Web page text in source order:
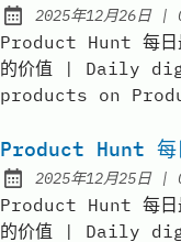
Published:
2025年12月26日|
Product Hunt 每日最
的价值 | Daily
products on
Product Hunt
Published:
2025年12月25日|
Product Hunt 每日最
的价值 | Daily